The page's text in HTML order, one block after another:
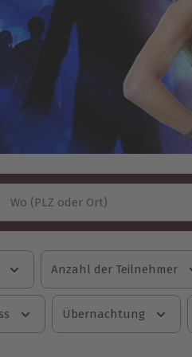
Wo (PLZ oder Ort)
Anzahl der Teilnehmer
Übernachtung